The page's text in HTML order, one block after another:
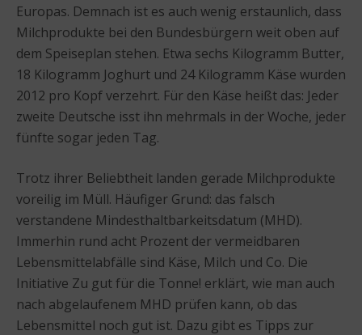
Europas. Demnach ist es auch wenig erstaunlich, dass
Milchprodukte bei den Bundesbürgern weit oben auf
dem Speiseplan stehen. Etwa sechs Kilogramm Butter,
18 Kilogramm Joghurt und 24 Kilogramm Käse wurden
2012 pro Kopf verzehrt. Für den Käse heißt das: Jeder
zweite Deutsche isst ihn mehrmals in der Woche, jeder
fünfte sogar jeden Tag.
Trotz ihrer Beliebtheit landen gerade Milchprodukte
voreilig im Müll. Häufiger Grund: das falsch
verstandene Mindesthaltbarkeitsdatum (MHD).
Immerhin rund acht Prozent der vermeidbaren
Lebensmittelabfälle sind Käse, Milch und Co. Die
Initiative Zu gut für die Tonne! erklärt, wie man auch
nach abgelaufenem MHD prüfen kann, ob das
Lebensmittel noch gut ist. Dazu gibt es Tipps zur